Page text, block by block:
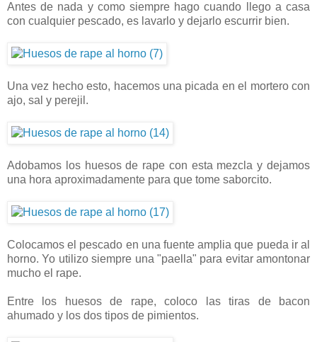
Antes de nada y como siempre hago cuando llego a casa
con cualquier pescado, es lavarlo y dejarlo escurrir bien.
Una vez hecho esto, hacemos una picada en el mortero con
ajo, sal y perejil.
Adobamos los huesos de rape con esta mezcla y dejamos
una hora aproximadamente para que tome saborcito.
Colocamos el pescado en una fuente amplia que pueda ir al
horno. Yo utilizo siempre una "paella" para evitar amontonar
mucho el rape.
Entre los huesos de rape, coloco las tiras de bacon
ahumado y los dos tipos de pimientos.